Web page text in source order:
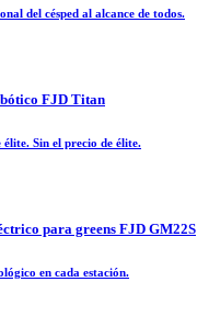
del césped al alcance de todos.
FJD Titan
Sin el precio de élite.
para greens FJD GM22S
en cada estación.